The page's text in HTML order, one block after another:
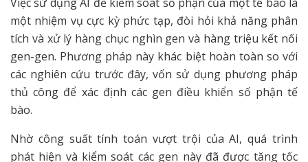
một nhiệm vụ cực kỳ phức tạp, đòi hỏi khả năng phân
tích và xử lý hàng chục nghìn gen và hàng triệu kết nối
gen-gen. Phương pháp này khác biệt hoàn toàn so với
các nghiên cứu trước đây, vốn sử dụng phương pháp
thủ công để xác định các gen điều khiển số phận tế
bào.
Nhờ công suất tính toán vượt trội của AI, quá trình
phát hiện và kiểm soát các gen này đã được tăng tốc